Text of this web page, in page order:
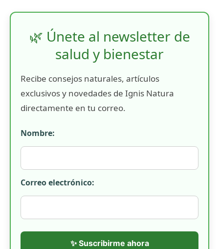
🌿 Únete al newsletter de
salud y bienestar
Recibe consejos naturales, artículos
exclusivos y novedades de Ignis Natura
directamente en tu correo.
Nombre:
Correo electrónico:
✨ Suscribirme ahora